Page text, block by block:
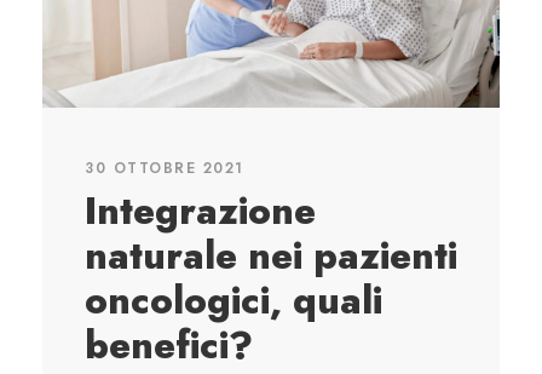
30 OTTOBRE 2021
Integrazione
naturale nei pazienti
oncologici, quali
benefici?